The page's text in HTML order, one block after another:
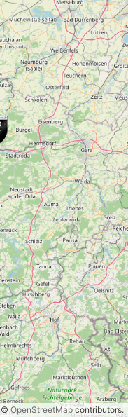
©OpenStreetMapcontributors.